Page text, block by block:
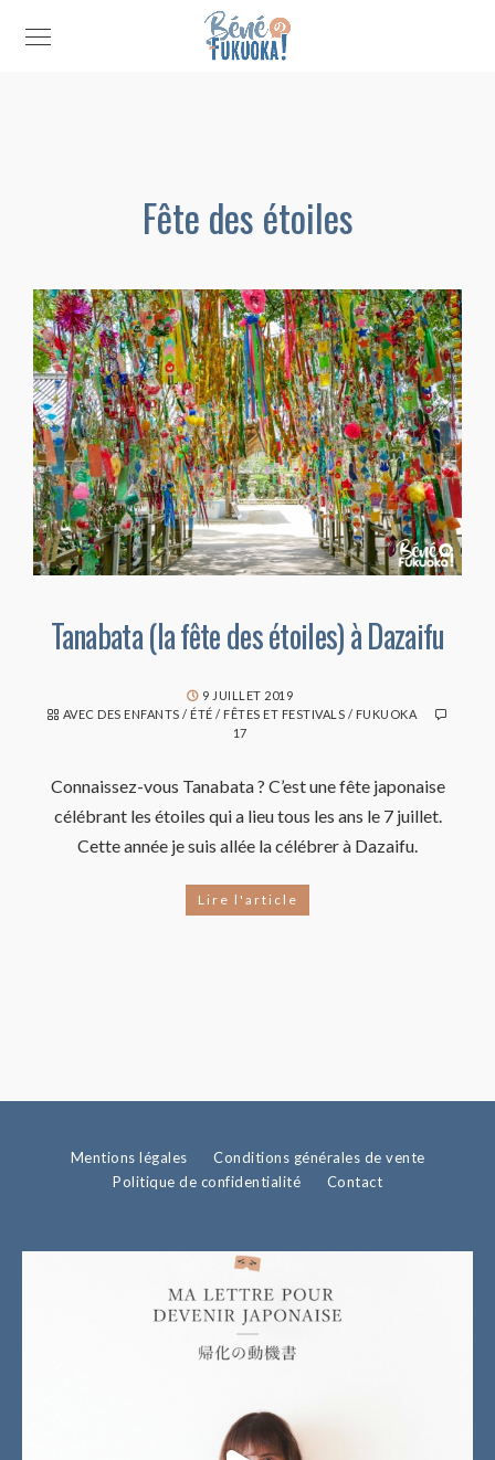
Fête des étoiles
Tanabata (la fête des étoiles) à Dazaifu
9 JUILLET 2019
AVEC DES ENFANTS / ÉTÉ / FÊTES ET FESTIVALS / FUKUOKA
17
Connaissez-vous Tanabata ? C’est une fête japonaise
célébrant les étoiles qui a lieu tous les ans le 7 juillet.
Cette année je suis allée la célébrer à Dazaifu.
Lire l'article
Mentions légales
Conditions générales de vente
Politique de confidentialité
Contact